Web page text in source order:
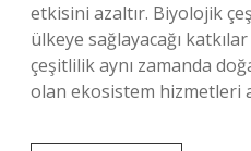
etkisini azaltır. Biyolojik
ülkeye sağlayacağı
çeşitlilik aynı zamanda
olan ekosistem hizmetleri